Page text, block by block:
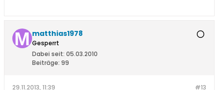
matthias1978
Gesperrt
Dabei seit: 05.03.2010
Beiträge: 99
#13
29.11.2013, 11:39